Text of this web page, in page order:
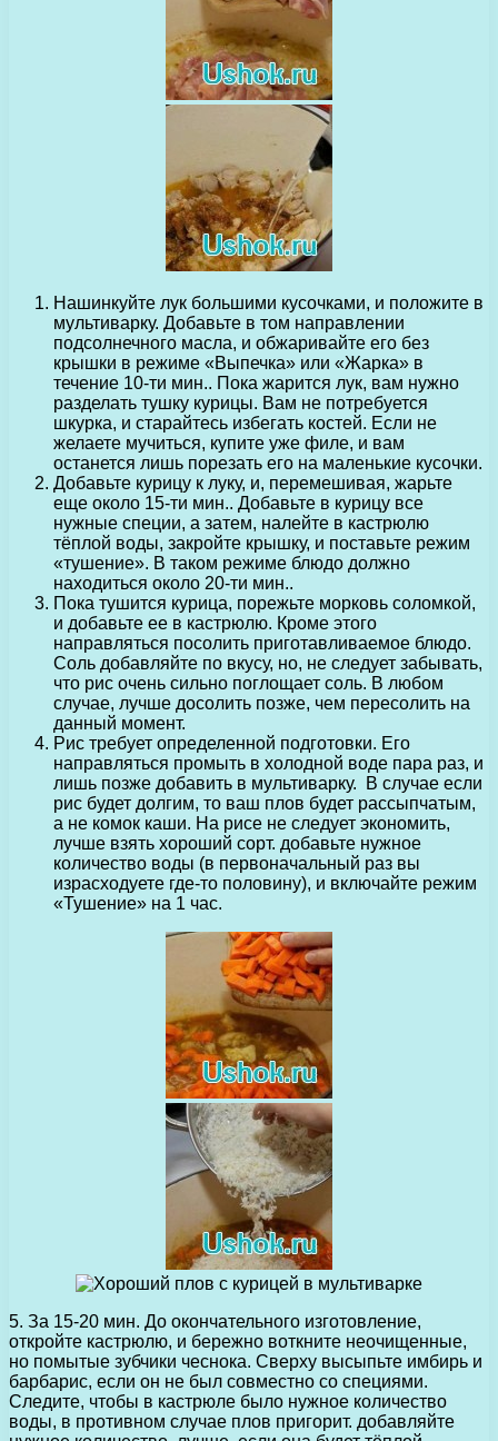
Нашинкуйте лук большими кусочками, и положите в
мультиварку. Добавьте в том направлении
подсолнечного масла, и обжаривайте его без
крышки в режиме «Выпечка» или «Жарка» в
течение 10-ти мин.. Пока жарится лук, вам нужно
разделать тушку курицы. Вам не потребуется
шкурка, и старайтесь избегать костей. Если не
желаете мучиться, купите уже филе, и вам
останется лишь порезать его на маленькие кусочки.
Добавьте курицу к луку, и, перемешивая, жарьте
еще около 15-ти мин.. Добавьте в курицу все
нужные специи, а затем, налейте в кастрюлю
тёплой воды, закройте крышку, и поставьте режим
«тушение». В таком режиме блюдо должно
находиться около 20-ти мин..
Пока тушится курица, порежьте морковь соломкой,
и добавьте ее в кастрюлю. Кроме этого
направляться посолить приготавливаемое блюдо.
Соль добавляйте по вкусу, но, не следует забывать,
что рис очень сильно поглощает соль. В любом
случае, лучше досолить позже, чем пересолить на
данный момент.
Рис требует определенной подготовки. Его
направляться промыть в холодной воде пара раз, и
лишь позже добавить в мультиварку. В случае если
рис будет долгим, то ваш плов будет рассыпчатым,
а не комок каши. На рисе не следует экономить,
лучше взять хороший сорт. добавьте нужное
количество воды (в первоначальный раз вы
израсходуете где-то половину), и включайте режим
«Тушение» на 1 час.
5. За 15-20 мин. До окончательного изготовление,
откройте кастрюлю, и бережно воткните неочищенные,
но помытые зубчики чеснока. Сверху высыпьте имбирь и
барбарис, если он не был совместно со специями.
Следите, чтобы в кастрюле было нужное количество
воды, в противном случае плов пригорит. добавляйте